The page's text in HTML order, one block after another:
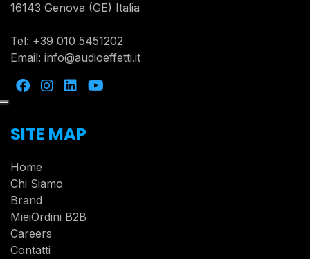
16143 Genova (GE) Italia
Tel: +39 010 5451202
Email: info@audioeffetti.it
SITE MAP
Home
Chi Siamo
Brand
MieiOrdini B2B
Careers
Contatti